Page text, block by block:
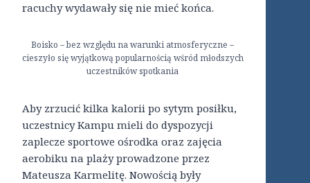
racuchy wydawały się nie mieć końca.
Boisko – bez względu na warunki atmosferyczne –
cieszyło się wyjątkową popularnością wśród młodszych
uczestników spotkania
Aby zrzucić kilka kalorii po sytym posiłku,
uczestnicy Kampu mieli do dyspozycji
zaplecze sportowe ośrodka oraz zajęcia
aerobiku na plaży prowadzone przez
Mateusza Karmelitę. Nowością były